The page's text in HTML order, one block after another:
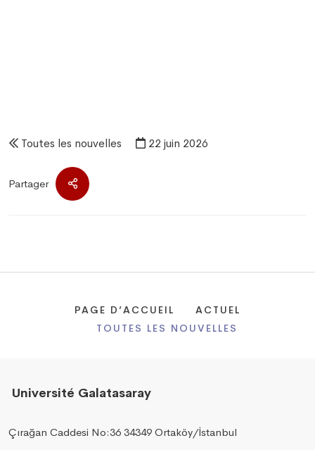
Toutes les nouvelles 22 juin 2026
Partager
PAGE D’ACCUEIL
ACTUEL
TOUTES LES NOUVELLES
Université Galatasaray
Çırağan Caddesi No:36 34349 Ortaköy/İstanbul